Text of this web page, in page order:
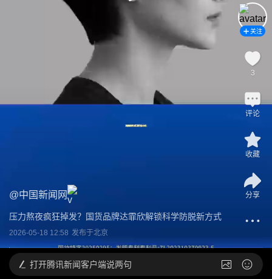
@中国新闻网
压力熬夜疯狂掉发？国货品牌达霏欣解锁科学防脱新方式
2026-05-18 12:58 发布于北京
关注
3
评论
收藏
分享
打开腾讯新闻客户端说两句